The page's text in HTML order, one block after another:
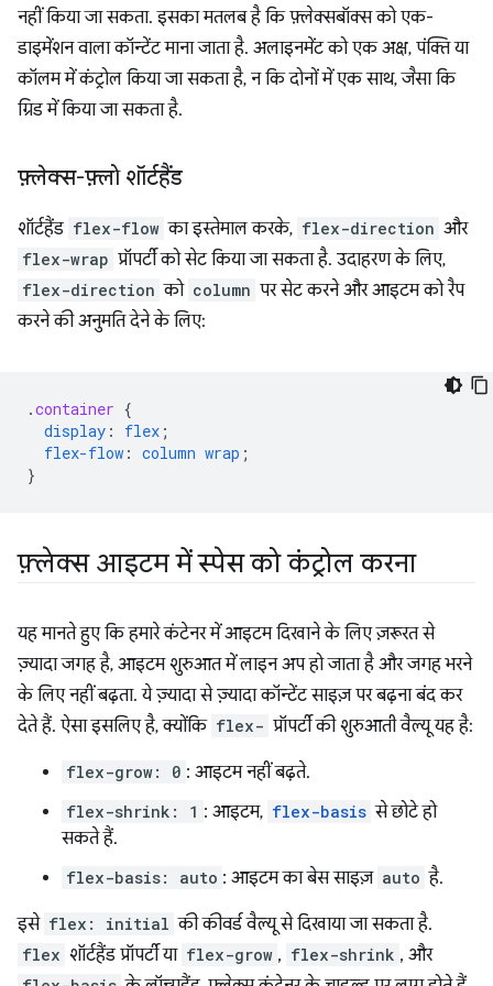
नहीं किया जा सकता. इसका मतलब है कि फ़्लेक्सबॉक्स को एक-
डाइमेंशन वाला कॉन्टेंट माना जाता है. अलाइनमेंट को एक अक्ष, पंक्ति या
कॉलम में कंट्रोल किया जा सकता है, न कि दोनों में एक साथ, जैसा कि
ग्रिड में किया जा सकता है.
फ़्लेक्स-फ़्लो शॉर्टहैंड
शॉर्टहैंड flex-flow का इस्तेमाल करके, flex-direction और
flex-wrap प्रॉपर्टी को सेट किया जा सकता है. उदाहरण के लिए,
flex-direction को column पर सेट करने और आइटम को रैप
करने की अनुमति देने के लिए:
.container {
display : flex ;
flex-flow : column wrap ;
}
फ़्लेक्स आइटम में स्पेस को कंट्रोल करना
यह मानते हुए कि हमारे कंटेनर में आइटम दिखाने के लिए ज़रूरत से
ज़्यादा जगह है, आइटम शुरुआत में लाइन अप हो जाता है और जगह भरने
के लिए नहीं बढ़ता. ये ज़्यादा से ज़्यादा कॉन्टेंट साइज़ पर बढ़ना बंद कर
देते हैं. ऐसा इसलिए है, क्योंकि flex- प्रॉपर्टी की शुरुआती वैल्यू यह है:
flex-grow: 0 : आइटम नहीं बढ़ते.
flex-shrink: 1 : आइटम, flex-basis से छोटे हो
सकते हैं.
flex-basis: auto : आइटम का बेस साइज़ auto है.
इसे flex: initial की कीवर्ड वैल्यू से दिखाया जा सकता है.
flex शॉर्टहैंड प्रॉपर्टी या flex-grow , flex-shrink , और